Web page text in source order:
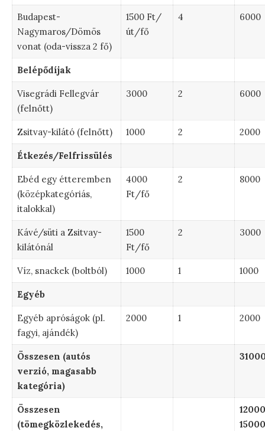
Budapest-
Nagymaros/Dömös
vonat (oda-vissza 2 fő)
1500 Ft/
út/fő
4 6000
Belépődíjak
Visegrádi Fellegvár
(felnőtt)
3000 2 6000
Zsitvay-kilátó (felnőtt) 1000 2 2000
Étkezés/Felfrissülés
Ebéd egy étteremben
(középkategóriás,
italokkal)
4000
Ft/fő
2 8000
Kávé/süti a Zsitvay-
kilátónál
1500
Ft/fő
2 3000
Víz, snackek (boltból) 1000 1 1000
Egyéb
Egyéb apróságok (pl.
fagyi, ajándék)
2000 1 2000
Összesen (autós
verzió, magasabb
kategória)
Összesen
(tömegközlekedés,